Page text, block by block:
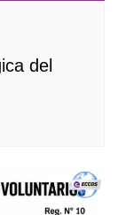
del